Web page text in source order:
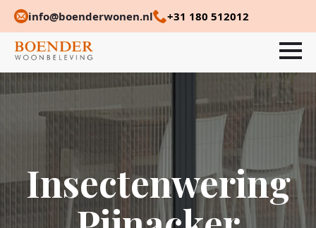
info@boenderwonen.nl +31 180 512012
Insectenwering